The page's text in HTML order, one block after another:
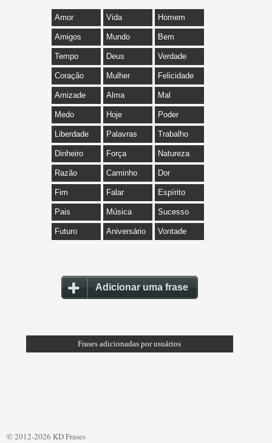
Amor Vida Homem
Amigos Mundo Bem
Tempo Deus Verdade
Coração Mulher Felicidade
Amizade Alma Mal
Medo Hoje Poder
Liberdade Palavras Trabalho
Dinheiro Força Natureza
Razão Caminho Dor
Fim Falar Espírito
Pais Música Sucesso
Futuro Aniversário Vontade
Adicionar uma frase
Frases adicionadas por usuários
© 2012-2026 KD Frases